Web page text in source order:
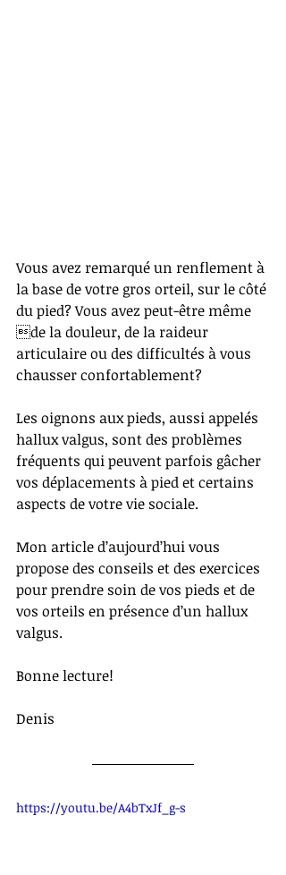
Vous avez remarqué un renflement à
la base de votre gros orteil, sur le côté
du pied? Vous avez peut-être même
de la douleur, de la raideur
articulaire ou des difficultés à vous
chausser confortablement?
Les oignons aux pieds, aussi appelés
hallux valgus, sont des problèmes
fréquents qui peuvent parfois gâcher
vos déplacements à pied et certains
aspects de votre vie sociale.
Mon article d’aujourd’hui vous
propose des conseils et des exercices
pour prendre soin de vos pieds et de
vos orteils en présence d’un hallux
valgus.
Bonne lecture!
Denis
https://youtu.be/A4bTxJf_g-s